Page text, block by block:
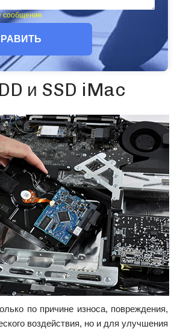
сообщение
и SSD iMac
по причине износа, повреждения,
воздействия, но и для улучшения